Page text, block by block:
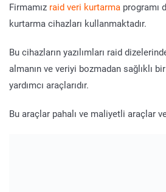
Firmamız raid veri kurtarma programı
kurtarma cihazları kullanmaktadır.
Bu cihazların yazılımları raid
almanın ve veriyi bozmadan sağlıklı
yardımcı araçlarıdır.
Bu araçlar pahalı ve maliyetli araçlar ve